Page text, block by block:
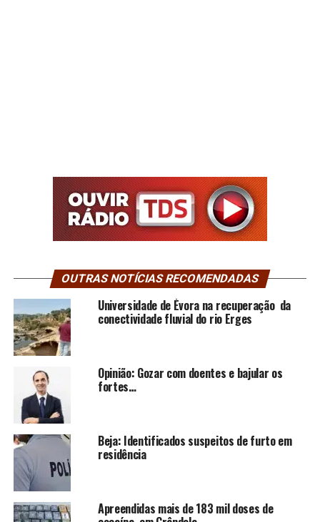
OUTRAS NOTÍCIAS RECOMENDADAS
Universidade de Évora na recuperação da
conectividade fluvial do rio Erges
Opinião: Gozar com doentes e bajular os
fortes…
Beja: Identificados suspeitos de furto em
residência
Apreendidas mais de 183 mil doses de